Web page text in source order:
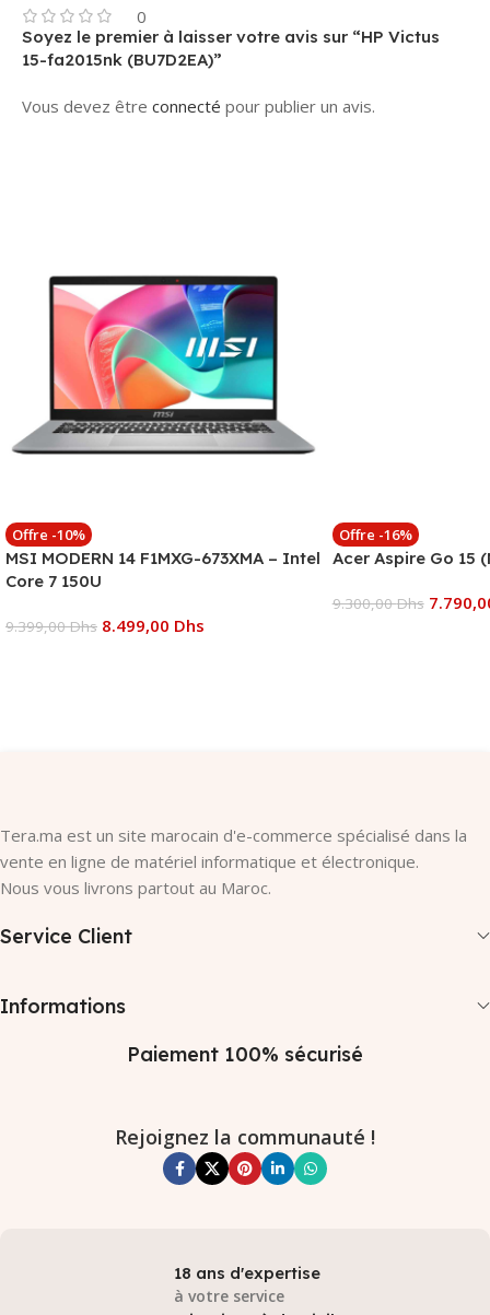
0
Soyez le premier à laisser votre avis sur “HP Victus
15-fa2015nk (BU7D2EA)”
Vous devez être connecté pour publier un avis.
Offre -10%
MSI MODERN 14 F1MXG-673XMA – Intel
Core 7 150U
9.399,00Dhs 8.499,00 Dhs
Offre -16%
Acer Aspire Go 15
9.300,00Dhs
Tera.ma est un site marocain d'e-commerce spécialisé dans la
vente en ligne de matériel informatique et électronique.
Nous vous livrons partout au Maroc.
Service Client
Informations
Paiement 100% sécurisé
Rejoignez la communauté !
18 ans d'expertise
à votre service